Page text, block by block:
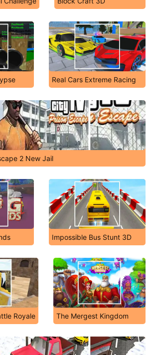
Real Cars Extreme Racing
2 New Jail
Impossible Bus Stunt 3D
Royale The Mergest Kingdom